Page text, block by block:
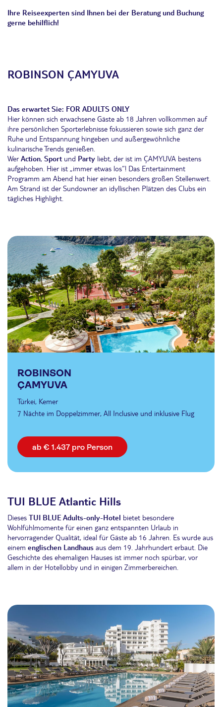
Ihre Reiseexperten sind Ihnen bei der Beratung und Buchung
gerne behilflich!
ROBINSON ÇAMYUVA
Das erwartet Sie: FOR ADULTS ONLY
Hier können sich erwachsene Gäste ab 18 Jahren vollkommen auf
ihre persönlichen Sporterlebnisse fokussieren sowie sich ganz der
Ruhe und Entspannung hingeben und außergewöhnliche
kulinarische Trends genießen.
WerAction, Sportund Party liebt, der ist im ÇAMYUVA bestens
aufgehoben. Hier ist „immer etwas los“! Das Entertainment
Programm am Abend hat hier einen besonders großen Stellenwert.
Am Strand ist der Sundowner an idyllischen Plätzen des Clubs ein
tägliches Highlight.
ROBINSON
ÇAMYUVA
Türkei, Kemer
7 Nächte im Doppelzimmer, All Inclusive und inklusive Flug
ab € 1.437 pro Person
TUI BLUE Atlantic Hills
Dieses TUI BLUE Adults-only-Hotel bietet besondere
Wohlfühlmomente für einen ganz entspannten Urlaub in
hervorragender Qualität, ideal für Gäste ab 16 Jahren. Es wurde aus
einem englischen Landhaus aus dem 19. Jahrhundert erbaut. Die
Geschichte des ehemaligen Hauses ist immer noch spürbar, vor
allem in der Hotellobby und in einigen Zimmerbereichen.